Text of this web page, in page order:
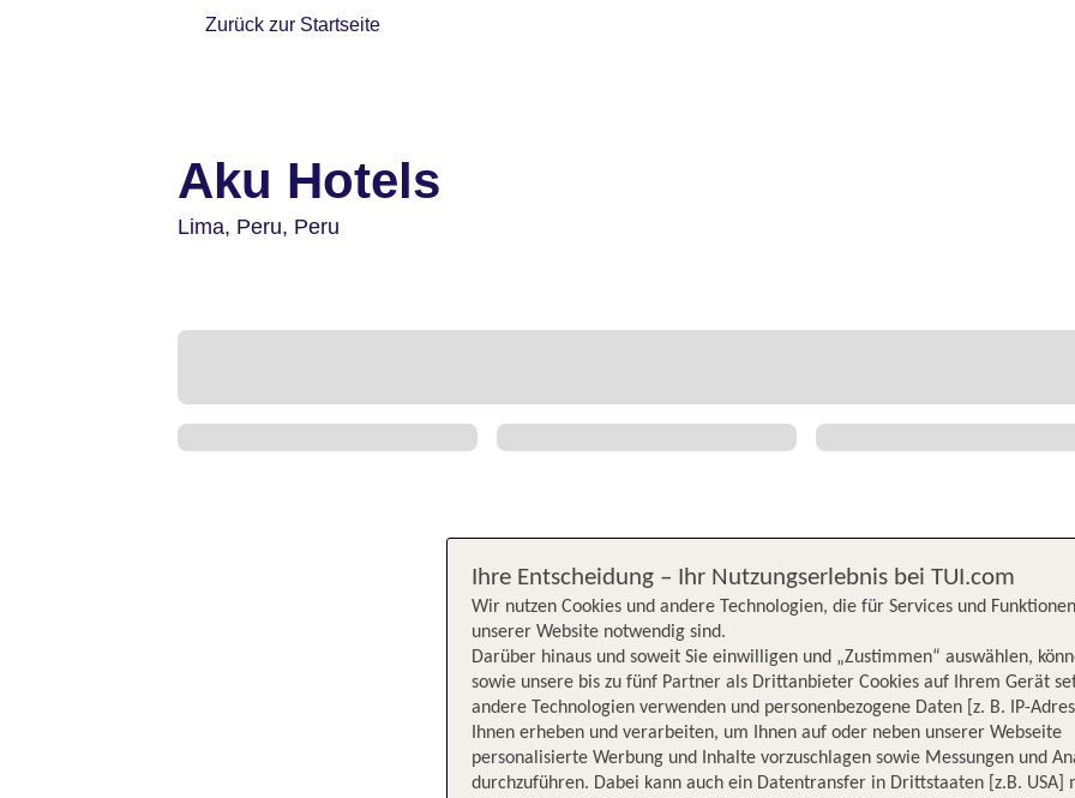
Zurück zur Startseite
Aku Hotels
Lima, Peru, Peru
Ihre Entscheidung – Ihr Nutzungserlebnis bei TUI.com
Wir nutzen Cookies und andere Technologien, die für Services und
unserer Website notwendig sind.
Darüber hinaus und soweit Sie einwilligen und „Zustimmen“ auswählen,
sowie unsere bis zu fünf Partner als Drittanbieter Cookies auf Ihrem Gerät
andere Technologien verwenden und personenbezogene Daten [z. B. IP-
Ihnen erheben und verarbeiten, um Ihnen auf oder neben unserer Webseite
personalisierte Werbung und Inhalte vorzuschlagen sowie Messungen und
durchzuführen. Dabei kann auch ein Datentransfer in Drittstaaten [z.B. USA]